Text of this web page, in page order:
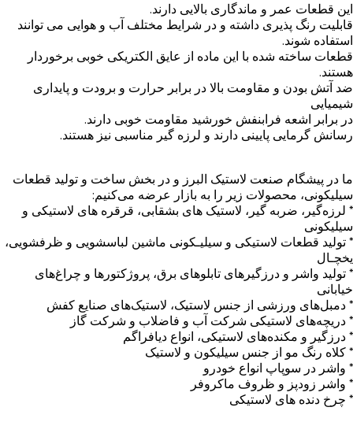
این قطعات عمر و ماندگاری بالایی دارند.
قابلیت رنگ پذیری داشته و در شرایط مختلف آب و هوایی می توانند
استفاده شوند.
قطعات ساخته شده با این ماده از عایق الکتریکی خوبی برخوردار
هستند.
ضد آتش بودن و مقاومت بالا در برابر حرارت و برودت و پایداری
شیمیایی
در برابر اشعه فرابنفش خورشید مقاومت خوبی دارند.
رسانش گرمایی پایینی دارند و لرزه گیر مناسبی نیز هستند.
ما در پیشگام صنعت لاستیک البرز و در بخش ساخت و تولید قطعات
سیلیکونی، محصولات زیر را به بازار عرضه می‌کنیم:
* لرزه‌گیر، ضربه گیر، لاستیک های بشقابی، قرقره های لاستیکی و
سیلیکونی
* تولید قطعات لاستیکی و سیلیـکونی ماشین لباسشویی و ظرفشویی،
یخچـال
* تولید واشر و درزگیرهای تابلوهای برق، پروژکتورها و چراغ‌های
خیابانی
* دمبل‌های ورزشی از جنس لاستیک، لاستیک‌های صنایع کفش
* دریچه‌های لاستیکی شرکت آب و فاضلاب و شرکت گاز
* درزگیر و مکنده‌های لاستیکی، انواع دیافراگم
* کلاه رنگ مو از جنس سیلیکون و لاستیک
* واشر در سوپاپ انواع خودرو
* واشر زودپز و ظروف ماکروفر
* چرخ دنده های لاستیکی